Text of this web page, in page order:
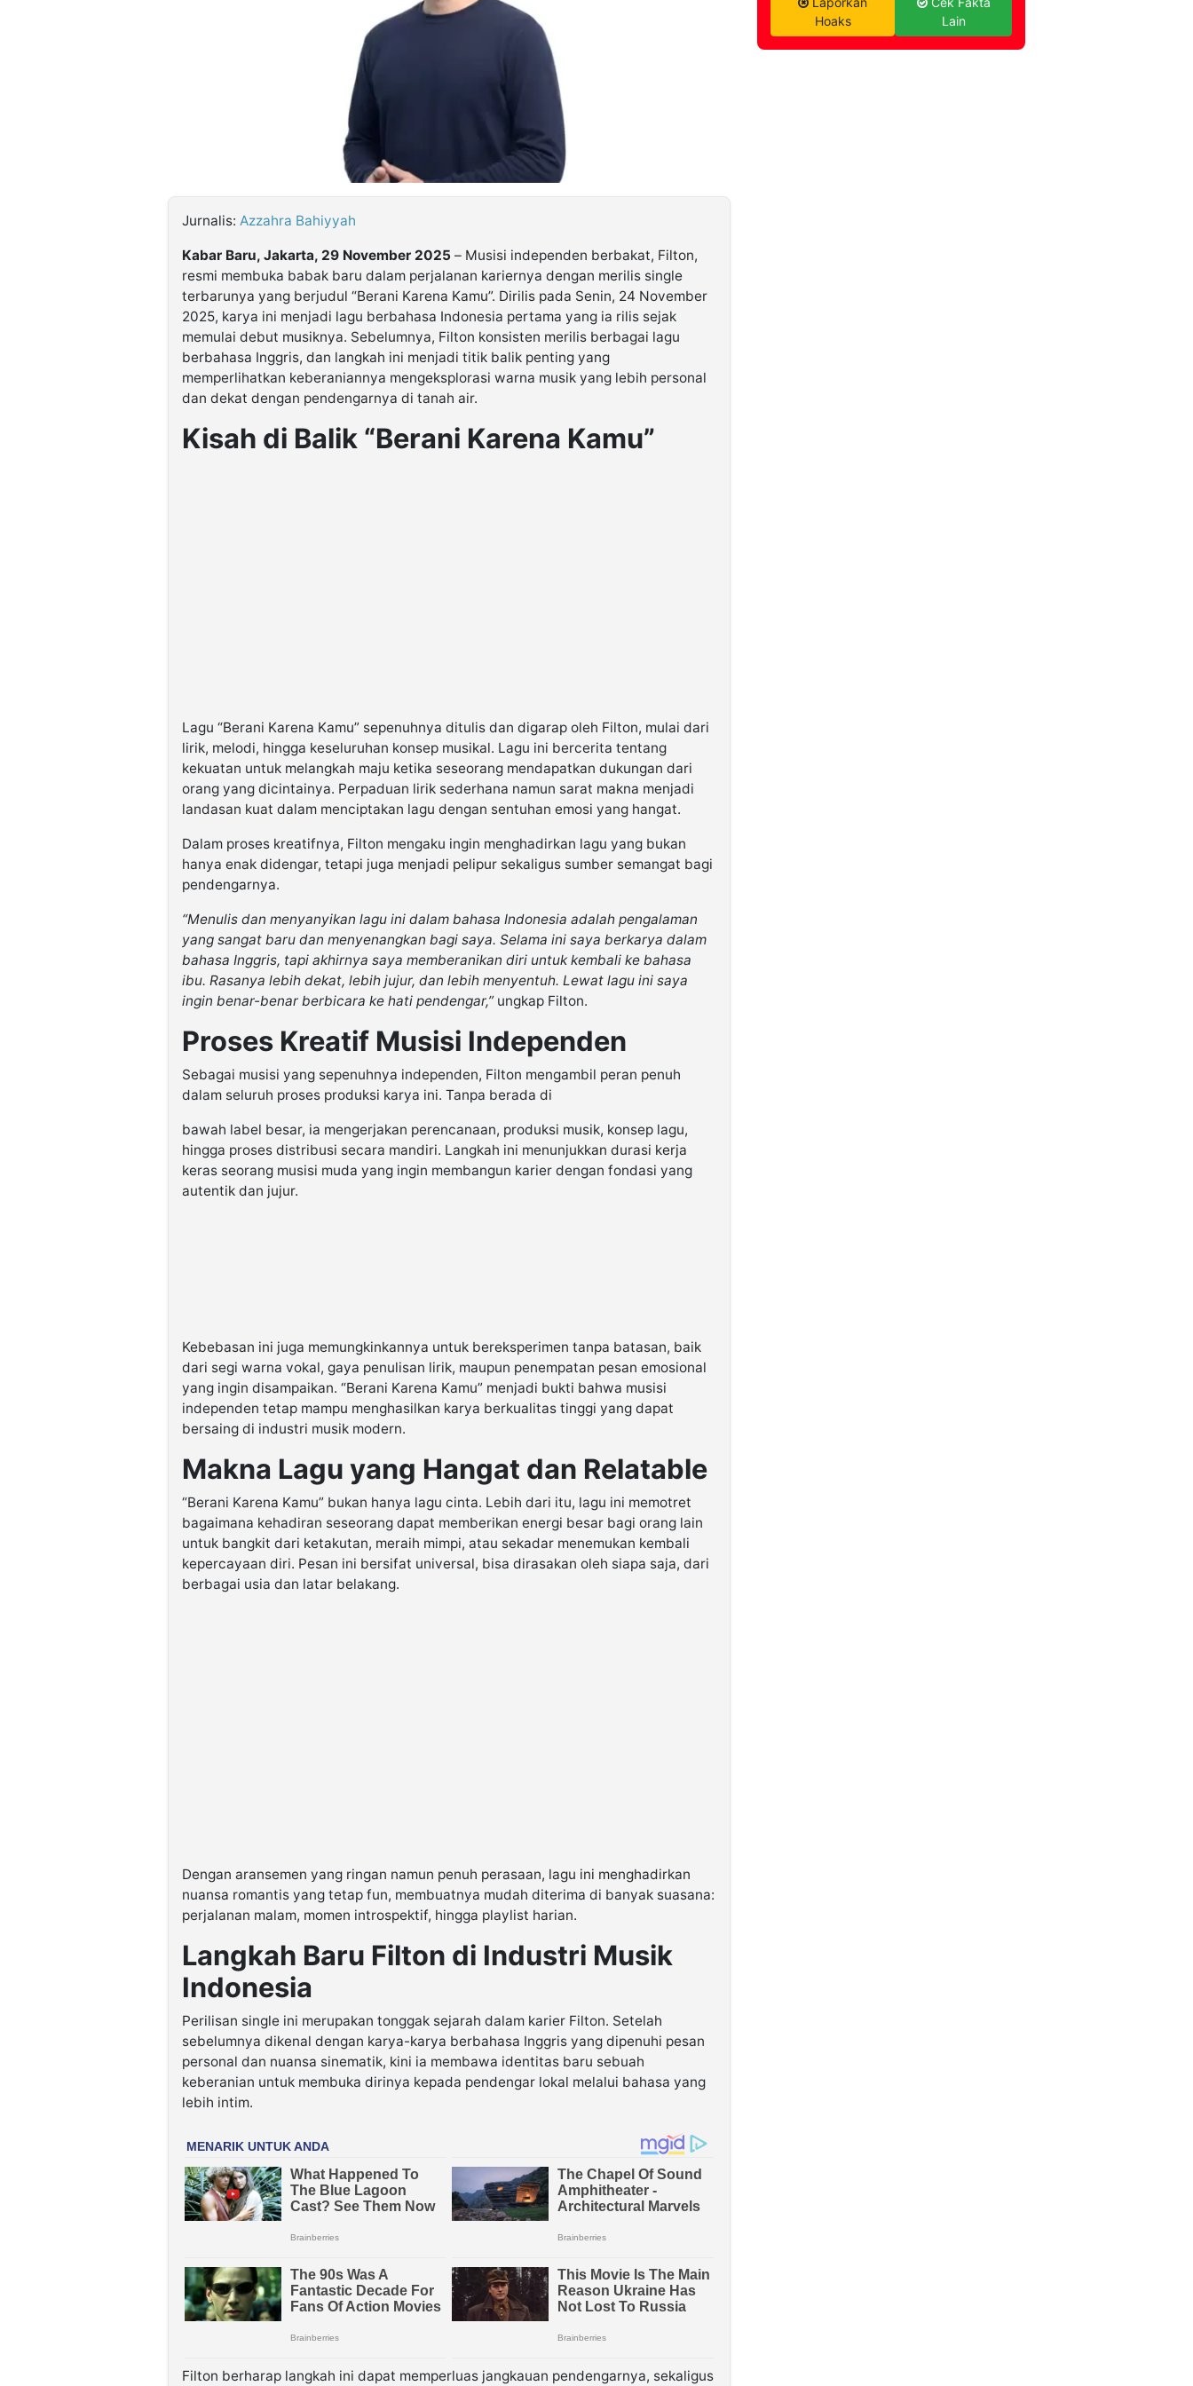
Jurnalis: Azzahra Bahiyyah
Kabar Baru, Jakarta, 29 November 2025 – Musisi independen berbakat, Filton,
resmi membuka babak baru dalam perjalanan kariernya dengan merilis single
terbarunya yang berjudul “Berani Karena Kamu”. Dirilis pada Senin, 24 November
2025, karya ini menjadi lagu berbahasa Indonesia pertama yang ia rilis sejak
memulai debut musiknya. Sebelumnya, Filton konsisten merilis berbagai lagu
berbahasa Inggris, dan langkah ini menjadi titik balik penting yang
memperlihatkan keberaniannya mengeksplorasi warna musik yang lebih personal
dan dekat dengan pendengarnya di tanah air.
Kisah di Balik “Berani Karena Kamu”
Lagu “Berani Karena Kamu” sepenuhnya ditulis dan digarap oleh Filton, mulai dari
lirik, melodi, hingga keseluruhan konsep musikal. Lagu ini bercerita tentang
kekuatan untuk melangkah maju ketika seseorang mendapatkan dukungan dari
orang yang dicintainya. Perpaduan lirik sederhana namun sarat makna menjadi
landasan kuat dalam menciptakan lagu dengan sentuhan emosi yang hangat.
Dalam proses kreatifnya, Filton mengaku ingin menghadirkan lagu yang bukan
hanya enak didengar, tetapi juga menjadi pelipur sekaligus sumber semangat bagi
pendengarnya.
“Menulis dan menyanyikan lagu ini dalam bahasa Indonesia adalah pengalaman
yang sangat baru dan menyenangkan bagi saya. Selama ini saya berkarya dalam
bahasa Inggris, tapi akhirnya saya memberanikan diri untuk kembali ke bahasa
ibu. Rasanya lebih dekat, lebih jujur, dan lebih menyentuh. Lewat lagu ini saya
ingin benar-benar berbicara ke hati pendengar,”ungkap Filton.
Proses Kreatif Musisi Independen
Sebagai musisi yang sepenuhnya independen, Filton mengambil peran penuh
dalam seluruh proses produksi karya ini. Tanpa berada di
bawah label besar, ia mengerjakan perencanaan, produksi musik, konsep lagu,
hingga proses distribusi secara mandiri. Langkah ini menunjukkan durasi kerja
keras seorang musisi muda yang ingin membangun karier dengan fondasi yang
autentik dan jujur.
Kebebasan ini juga memungkinkannya untuk bereksperimen tanpa batasan, baik
dari segi warna vokal, gaya penulisan lirik, maupun penempatan pesan emosional
yang ingin disampaikan. “Berani Karena Kamu” menjadi bukti bahwa musisi
independen tetap mampu menghasilkan karya berkualitas tinggi yang dapat
bersaing di industri musik modern.
Makna Lagu yang Hangat dan Relatable
“Berani Karena Kamu” bukan hanya lagu cinta. Lebih dari itu, lagu ini memotret
bagaimana kehadiran seseorang dapat memberikan energi besar bagi orang lain
untuk bangkit dari ketakutan, meraih mimpi, atau sekadar menemukan kembali
kepercayaan diri. Pesan ini bersifat universal, bisa dirasakan oleh siapa saja, dari
berbagai usia dan latar belakang.
Dengan aransemen yang ringan namun penuh perasaan, lagu ini menghadirkan
nuansa romantis yang tetap fun, membuatnya mudah diterima di banyak suasana:
perjalanan malam, momen introspektif, hingga playlist harian.
Langkah Baru Filton di Industri Musik
Indonesia
Perilisan single ini merupakan tonggak sejarah dalam karier Filton. Setelah
sebelumnya dikenal dengan karya-karya berbahasa Inggris yang dipenuhi pesan
personal dan nuansa sinematik, kini ia membawa identitas baru sebuah
keberanian untuk membuka dirinya kepada pendengar lokal melalui bahasa yang
lebih intim.
Filton berharap langkah ini dapat memperluas jangkauan pendengarnya, sekaligus
Hoaks
Lain